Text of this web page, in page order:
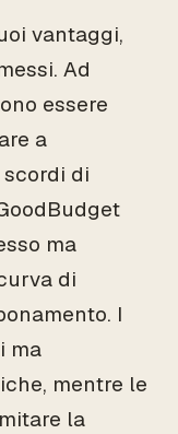
vantaggi,
Ad
essere
a
di
ma
di
I
ma
mentre le
la